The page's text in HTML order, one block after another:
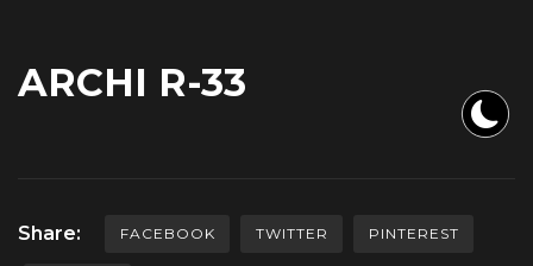
ARCHI R-33
Share: FACEBOOK TWITTER PINTEREST